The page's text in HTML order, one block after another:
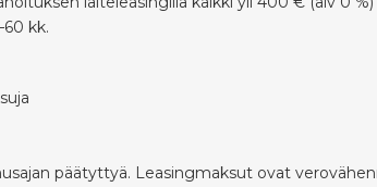
kk.
päätyttyä. Leasingmaksut ovat